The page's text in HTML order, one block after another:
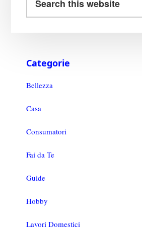
Categorie
Bellezza
Casa
Consumatori
Fai da Te
Guide
Hobby
Lavori Domestici